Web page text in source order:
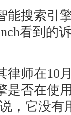
能搜索引
看到的
律师在10
是否在使
，它没